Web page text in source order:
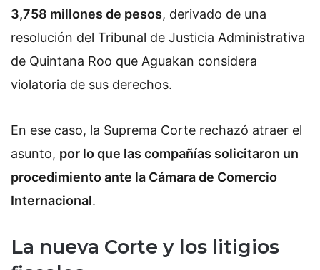
3,758 millones de pesos, derivado de una
resolución del Tribunal de Justicia Administrativa
de Quintana Roo que Aguakan considera
violatoria de sus derechos.
En ese caso, la Suprema Corte rechazó atraer el
asunto, por lo que las compañías solicitaron un
procedimiento ante la Cámara de Comercio
Internacional.
La nueva Corte y los litigios